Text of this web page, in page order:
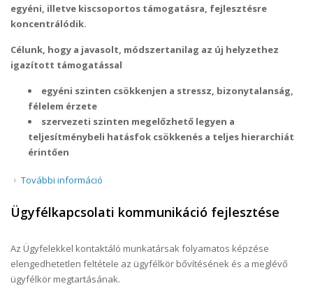
egyéni, illetve kiscsoportos támogatásra, fejlesztésre
koncentrálódik.
Célunk, hogy a javasolt, módszertanilag az új helyzethez
igazított támogatással
egyéni szinten csökkenjen a stressz, bizonytalanság,
félelem érzete
szervezeti szinten megelőzhető legyen a
teljesítménybeli hatásfok csökkenés a teljes hierarchiát
érintően
További információ
Ügyfélkapcsolati kommunikáció fejlesztése
Az Ügyfelekkel kontaktáló munkatársak folyamatos képzése
elengedhetetlen feltétele az ügyfélkör bővítésének és a meglévő
ügyfélkör megtartásának.